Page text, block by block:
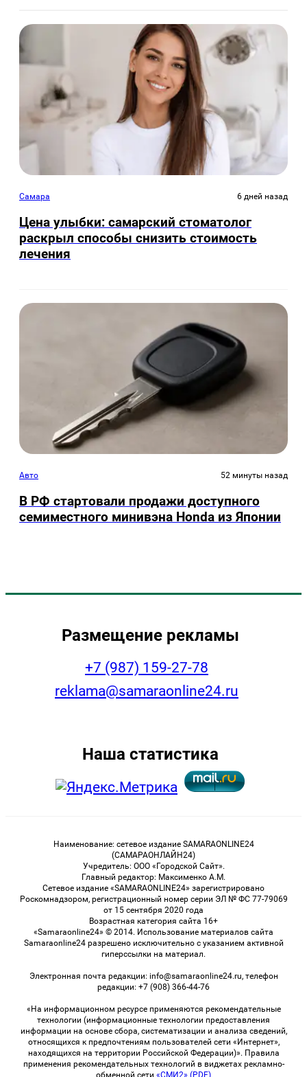
Самара 6 дней назад
Цена улыбки: самарский стоматолог
раскрыл способы снизить стоимость
лечения
Авто 52 минуты назад
В РФ стартовали продажи доступного
семиместного минивэна Honda из Японии
Размещение рекламы
+7 (987) 159-27-78
reklama@samaraonline24.ru
Наша статистика
Наименование: сетевое издание SAMARAONLINE24
(САМАРАОНЛАЙН24)
Учредитель: ООО «Городской Сайт».
Главный редактор: Максименко А.М.
Сетевое издание «SAMARAONLINE24» зарегистрировано
Роскомнадзором, регистрационный номер серии ЭЛ № ФС 77-79069
от 15 сентября 2020 года
Возрастная категория сайта 16+
«Samaraonline24» © 2014. Использование материалов сайта
Samaraonline24 разрешено исключительно с указанием активной
гиперссылки на материал.
Электронная почта редакции: info@samaraonline24.ru, телефон
редакции: +7 (908) 366-44-76
«На информационном ресурсе применяются рекомендательные
технологии (информационные технологии предоставления
информации на основе сбора, систематизации и анализа сведений,
относящихся к предпочтениям пользователей сети «Интернет»,
находящихся на территории Российской Федерации)». Правила
применения рекомендательных технологий в виджетах рекламно-